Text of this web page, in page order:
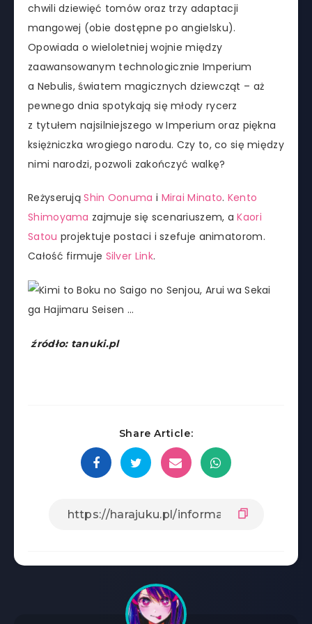
chwili dziewięć tomów oraz trzy adaptacji
mangowej (obie dostępne po angielsku).
Opowiada o wieloletniej wojnie między
zaawansowanym technologicznie Imperium
a Nebulis, światem magicznych dziewcząt – aż
pewnego dnia spotykają się młody rycerz
z tytułem najsilniejszego w Imperium oraz piękna
księżniczka wrogiego narodu. Czy to, co się między
nimi narodzi, pozwoli zakończyć walkę?
ReżyserująShin Oonuma i Mirai Minato. Kento
Shimoyama zajmuje się scenariuszem, aKaori
Satou projektuje postaci i szefuje animatorom.
Całość firmuje Silver Link.
źródło: tanuki.pl
Share Article: